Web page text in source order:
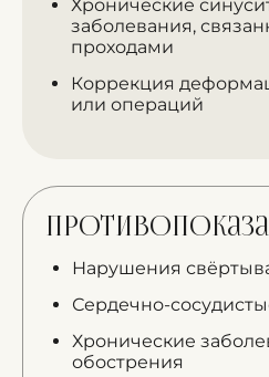
Хронические
заболевания,
проходами
Коррекция
или операций
Нарушения
Сердечно-
Хронические
обострения